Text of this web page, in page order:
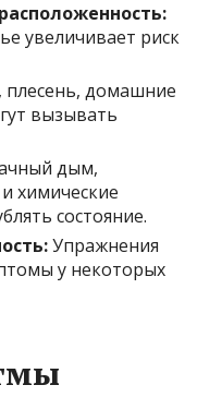
увеличивает риск
домашние
вызывать
дым,
химические
состояние.
Упражнения
у некоторых